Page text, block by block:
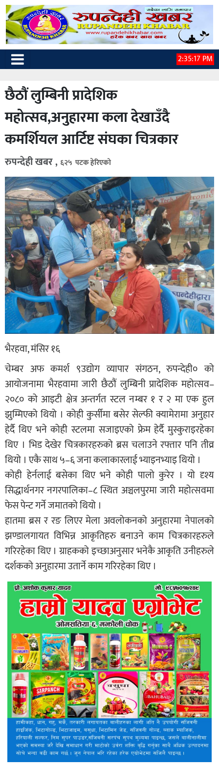
2:35:18 PM
छैठौं लुम्बिनी प्रादेशिक
महोत्सव,अनुहारमा कला देखाउँदै
कमर्शियल आर्टिष्ट संघका चित्रकार
रुपन्देही खबर , ६२५ पटक हेरिएको
भैरहवा, मंसिर १६
चेम्बर अफ कमर्श ९उद्योग व्यापार संगठन, रुपन्देही० को
आयोजनामा भैरहवामा जारी छैठौं लुम्बिनी प्रादेशिक महोत्सव–
२०८० को आइटी क्षेत्र अन्तर्गत स्टल नम्बर १ र २ मा एक हुल
झुम्मिएको थियो । कोही कुर्सीमा बसेर सेल्फी क्यामेरामा अनुहार
हेर्दै थिए भने कोही स्टलमा सजाइएको फ्रेम हेर्दै मुस्कुराइरहेका
थिए । भिड देखेर चित्रकारहरुको ब्रस चलाउने रफ्तार पनि तीव्र
थियो । एकै साथ ५–६ जना कलाकारलाई भ्याइनभ्याइ थियो ।
कोही हेर्नलाई बसेका थिए भने कोही पालो कुरेर । यो दृश्य
सिद्धार्थनगर नगरपालिका–८ स्थित अञ्चलपुरमा जारी महोत्सवमा
फेस पेन्ट गर्ने जमातको थियो ।
हातमा ब्रस र रङ लिएर मेला अवलोकनको अनुहारमा नेपालको
झण्डालगायत विभिन्न आकृतिहरु बनाउने काम चित्रकारहरुले
गरिरहेका थिए । ग्राहकको इच्छाअनुसार भनेकै आकृति उनीहरुले
दर्शकको अनुहारमा उतार्ने काम गरिरहेका थिए ।